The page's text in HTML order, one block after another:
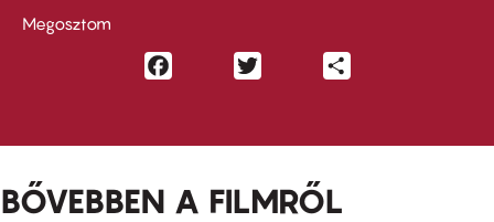
Megosztom
Facebook
BŐVEBBEN A FILMRŐL